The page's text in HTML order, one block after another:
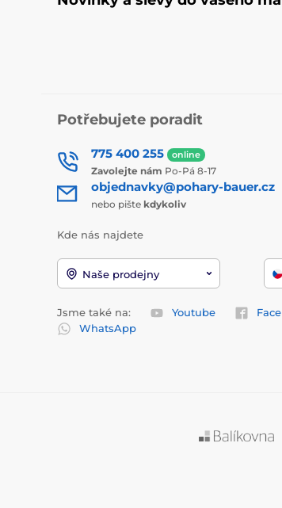
Potřebujete poradit
775 400 255 online
Zavolejte nám Po-Pá 8-17
objednavky@pohary-bauer.cz
nebo pište kdykoliv
Kde nás najdete
Naše prodejny
Jsme také na: Youtube
WhatsApp